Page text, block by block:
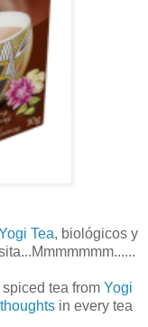
Tea, biológicos y
spiced tea from Yogi
in every tea